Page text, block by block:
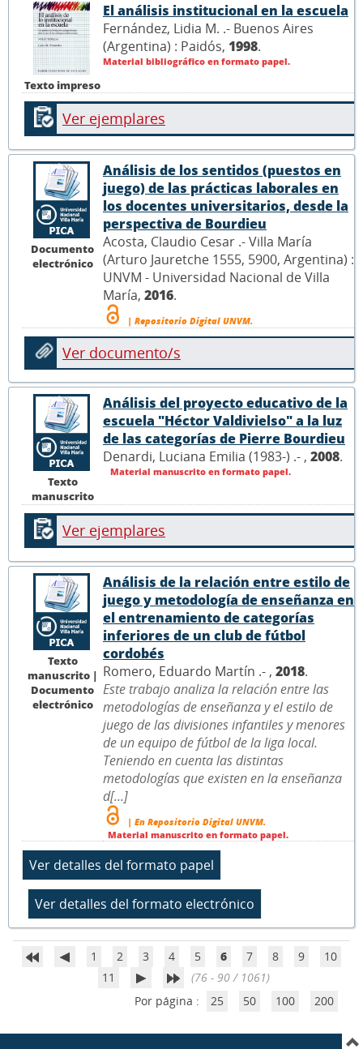
Texto impreso
El análisis institucional en la escuela
Fernández, Lidia M. .- Buenos Aires
(Argentina) : Paidós, 1998.
Material bibliográfico en formato papel.
Ver ejemplares
Documento
electrónico
Análisis de los sentidos (puestos en
juego) de las prácticas laborales en
los docentes universitarios, desde la
perspectiva de Bourdieu
Acosta, Claudio Cesar .- Villa María
(Arturo Jauretche 1555, 5900, Argentina) :
UNVM - Universidad Nacional de Villa
María, 2016.
| Repositorio Digital UNVM.
Ver documento/s
Texto
manuscrito
Análisis del proyecto educativo de la
escuela "Héctor Valdivielso" a la luz
de las categorías de Pierre Bourdieu
Denardi, Luciana Emilia (1983-) .- , 2008.
Material manuscrito en formato papel.
Ver ejemplares
Texto
manuscrito |
Documento
electrónico
Análisis de la relación entre estilo de
juego y metodología de enseñanza en
el entrenamiento de categorías
inferiores de un club de fútbol
cordobés
Romero, Eduardo Martín .- , 2018.
Este trabajo analiza la relación entre las
metodologías de enseñanza y el estilo de
juego de las divisiones infantiles y menores
de un equipo de fútbol de la liga local.
Teniendo en cuenta las distintas
metodologías que existen en la enseñanza
d[...]
| En Repositorio Digital UNVM.
Material manuscrito en formato papel.
1 2 3 4 5 6 7 8 9
10
11
(76 - 90 / 1061)
Por página :
25 50 100 200